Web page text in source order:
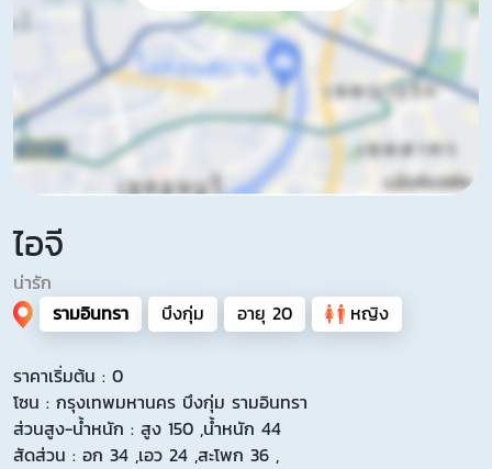
ไอจี
น่ารัก
รามอินทรา
บึงกุ่ม อายุ 20 หญิง
ราคาเริ่มต้น : 0
โซน : กรุงเทพมหานคร บึงกุ่ม รามอินทรา
ส่วนสูง-น้ำหนัก : สูง 150 ,น้ำหนัก 44
สัดส่วน : อก 34 ,เอว 24 ,สะโพก 36 ,